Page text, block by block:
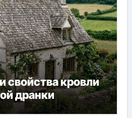
свойства кровли
дранки